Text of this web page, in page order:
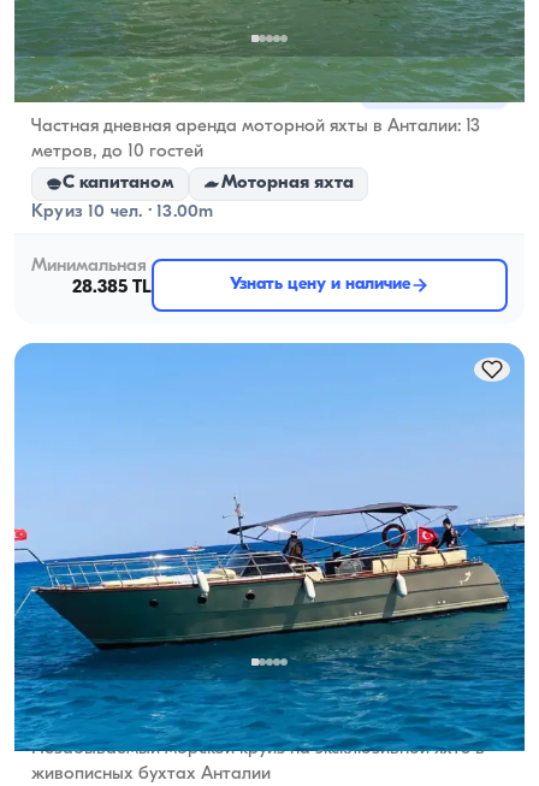
Antalya Merkez, Antalya 5.0(5 отзыв)
Частная дневная аренда моторной яхты в Анталии: 13
метров, до 10 гостей
С капитаном
Моторная яхта
Круиз 10 чел. · 13.00m
Минимальная
28.385 TL
Узнать цену и наличие
Antalya Merkez, Antalya 5.0(1 отзыв)
Незабываемый морской круиз на эксклюзивной яхте в
живописных бухтах Анталии